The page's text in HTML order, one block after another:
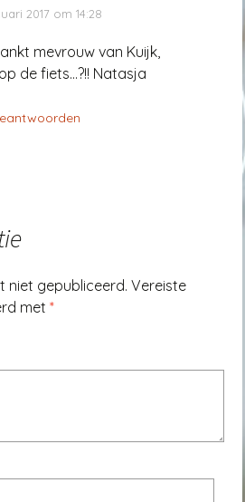
2017 om 14:28
mevrouw van Kuijk,
de fiets…?!! Natasja
niet gepubliceerd. Vereiste
met*